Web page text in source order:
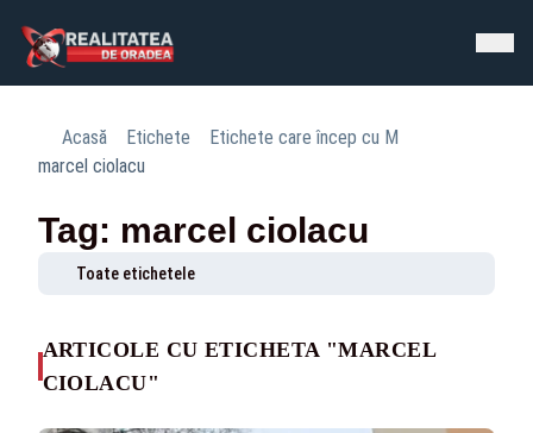
Acasă Etichete
Etichete care încep cu M
marcel ciolacu
Tag: marcel ciolacu
Toate etichetele
ARTICOLE CU ETICHETA "MARCEL
CIOLACU"